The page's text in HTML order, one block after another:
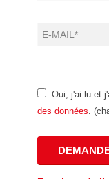
Oui, j'ai lu et
des données.